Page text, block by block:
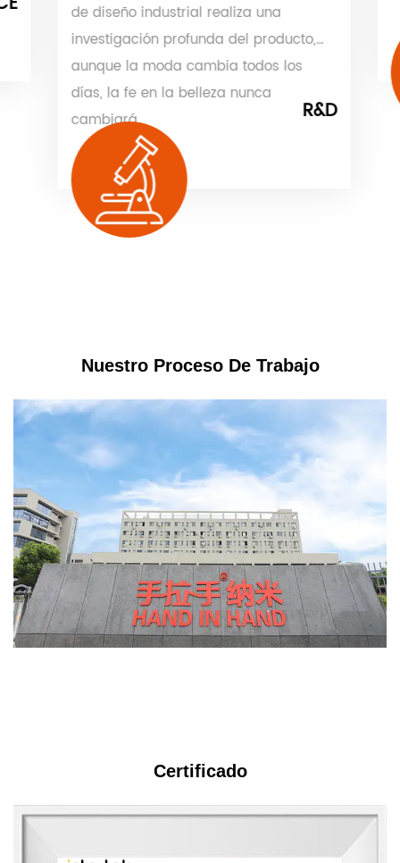
de diseño industrial realiza una
investigación profunda del producto,
aunque la moda cambia todos los
días, la fe en la belleza nunca
cambiará.
Nuestro Proceso De Trabajo
Certificado